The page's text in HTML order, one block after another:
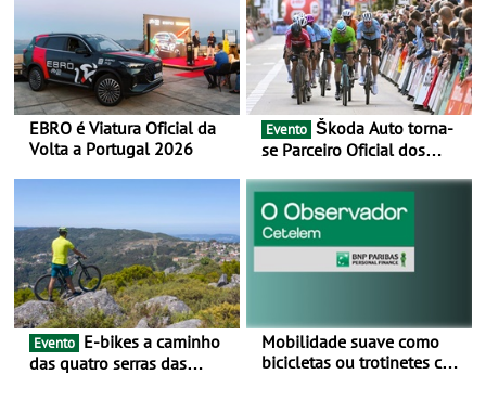
EBRO é Viatura Oficial da
Volta a Portugal 2026
Evento
se Parceiro Oficial dos
BTT e Gravel da UCI - Para
os anos de 2025 e 2026
Evento
das quatro serras das
Mobilidade suave como
bicicletas ou trotinetes com